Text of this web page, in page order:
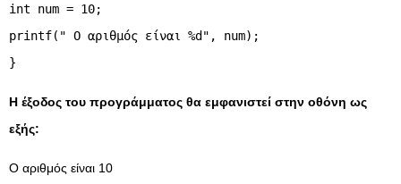
int num = 10;
printf(" Ο αριθμός είναι %d", num);
}
Η έξοδος του προγράμματος θα εμφανιστεί στην οθόνη ως
εξής:
Ο αριθμός είναι 10